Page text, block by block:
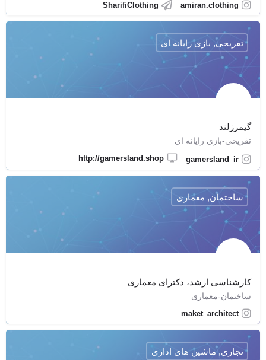
amiran.clothing
SharifiClothing
گيمرزلند
تفریحی-بازی رایانه ای
gamersland_ir
http://gamersland.shop
تفریحی, بازی رایانه ای
کارشناسی ارشد، دکترای معماری
ساختمان-معماری
maket_architect
ساختمان, معماری
تجاری, ماشین های اداری